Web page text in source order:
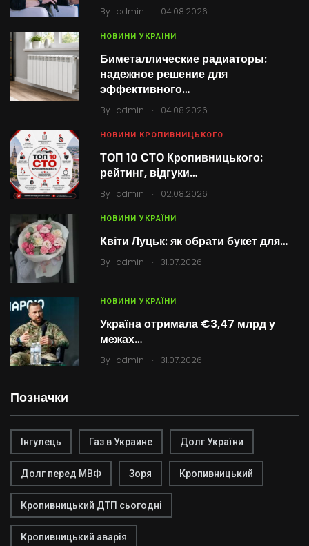
By admin . 04.08.2026
НОВИНИ УКРАЇНИ
Биметаллические радиаторы:
надежное решение для
эффективного…
By admin . 04.08.2026
НОВИНИ КРОПИВНИЦЬКОГО
ТОП 10 СТО Кропивницького:
рейтинг, відгуки…
By admin . 02.08.2026
НОВИНИ УКРАЇНИ
Квіти Луцьк: як обрати букет для…
By admin . 31.07.2026
НОВИНИ УКРАЇНИ
Україна отримала €3,47 млрд у
межах…
By admin . 31.07.2026
Позначки
Інгулець Газ в Украине Долг України
Долг перед МВФ Зоря Кропивницький
Кропивницький ДТП сьогодні
Кропивницький аварія